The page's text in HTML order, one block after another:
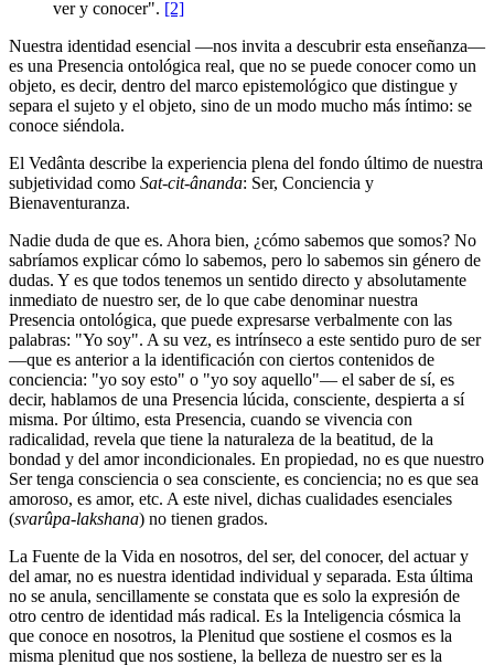
ver y conocer". [2]
Nuestra identidad esencial ―nos invita a descubrir esta enseñanza―
es una Presencia ontológica real, que no se puede conocer como un
objeto, es decir, dentro del marco epistemológico que distingue y
separa el sujeto y el objeto, sino de un modo mucho más íntimo: se
conoce siéndola.
El Vedânta describe la experiencia plena del fondo último de nuestra
subjetividad como Sat-cit-ânanda: Ser, Conciencia y
Bienaventuranza.
Nadie duda de que es. Ahora bien, ¿cómo sabemos que somos? No
sabríamos explicar cómo lo sabemos, pero lo sabemos sin género de
dudas. Y es que todos tenemos un sentido directo y absolutamente
inmediato de nuestro ser, de lo que cabe denominar nuestra
Presencia ontológica, que puede expresarse verbalmente con las
palabras: "Yo soy". A su vez, es intrínseco a este sentido puro de ser
―que es anterior a la identificación con ciertos contenidos de
conciencia: "yo soy esto" o "yo soy aquello"― el saber de sí, es
decir, hablamos de una Presencia lúcida, consciente, despierta a sí
misma. Por último, esta Presencia, cuando se vivencia con
radicalidad, revela que tiene la naturaleza de la beatitud, de la
bondad y del amor incondicionales. En propiedad, no es que nuestro
Ser tenga consciencia o sea consciente, es conciencia; no es que sea
amoroso, es amor, etc. A este nivel, dichas cualidades esenciales
(svarûpa-lakshana) no tienen grados.
La Fuente de la Vida en nosotros, del ser, del conocer, del actuar y
del amar, no es nuestra identidad individual y separada. Esta última
no se anula, sencillamente se constata que es solo la expresión de
otro centro de identidad más radical. Es la Inteligencia cósmica la
que conoce en nosotros, la Plenitud que sostiene el cosmos es la
misma plenitud que nos sostiene, la belleza de nuestro ser es la